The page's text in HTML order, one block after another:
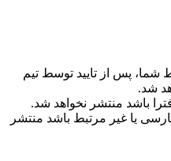
پس از تایید توسط تیم
شد.
باشد منتشر نخواهد شد.
یا غیر مرتبط باشد منتشر